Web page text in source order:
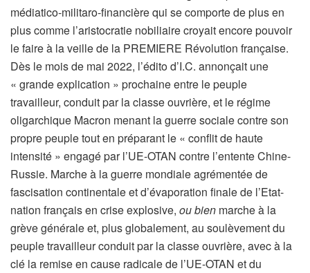
médiatico-militaro-financière qui se comporte de plus en
plus comme l’aristocratie nobiliaire croyait encore pouvoir
le faire à la veille de la PREMIERE Révolution française.
Dès le mois de mai 2022, l’édito d’I.C. annonçait une
« grande explication » prochaine entre le peuple
travailleur, conduit par la classe ouvrière, et le régime
oligarchique Macron menant la guerre sociale contre son
propre peuple tout en préparant le « conflit de haute
intensité » engagé par l’UE-OTAN contre l’entente Chine-
Russie. Marche à la guerre mondiale agrémentée de
fascisation continentale et d’évaporation finale de l’Etat-
nation français en crise explosive, ou bien marche à la
grève générale et, plus globalement, au soulèvement du
peuple travailleur conduit par la classe ouvrière, avec à la
clé la remise en cause radicale de l’UE-OTAN et du